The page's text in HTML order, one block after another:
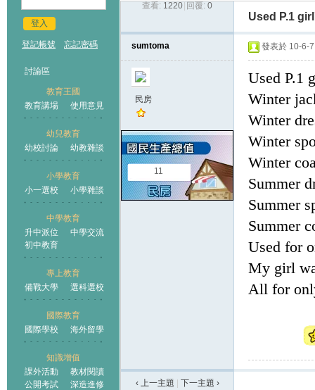
登入
登記帳號 忘記密碼
討論區
教育王國
教育講場
使用意見
幼兒教育
幼校討論
幼教雜談
小學教育
小一選校
小學雜談
中學教育
升中派位
中學交流
初中教育
專上教育
備戰大學
選科選校
國際教育
國際學校
海外留學
知識增值
課外活動
教材閱讀
公開考試
深造進修
王國
› ›
查看: 1220 回覆: 0
Used P.1
sumtoma
民房
11
發表於 10-6-
Used P.1
Winter
Winter
Winter
Winter
Summer
Summer
Summer
Used for
My girl
All for
‹ 上一主題 下一主題 ›